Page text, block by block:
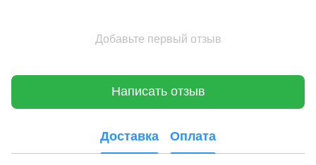
Добавьте первый отзыв
Написать отзыв
Доставка Оплата